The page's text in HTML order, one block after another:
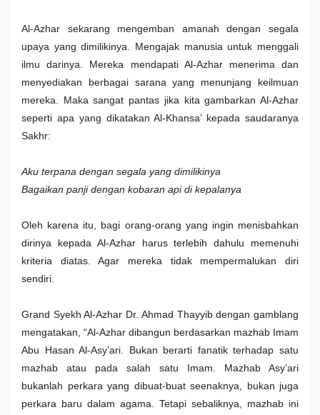
Al-Azhar sekarang mengemban amanah dengan segala
upaya yang dimilikinya. Mengajak manusia untuk menggali
ilmu darinya. Mereka mendapati Al-Azhar menerima dan
menyediakan berbagai sarana yang menunjang keilmuan
mereka. Maka sangat pantas jika kita gambarkan Al-Azhar
seperti apa yang dikatakan Al-Khansa’ kepada saudaranya
Sakhr:
Aku terpana dengan segala yang dimilikinya
Bagaikan panji dengan kobaran api di kepalanya
Oleh karena itu, bagi orang-orang yang ingin menisbahkan
dirinya kepada Al-Azhar harus terlebih dahulu memenuhi
kriteria diatas. Agar mereka tidak mempermalukan diri
sendiri.
Grand Syekh Al-Azhar Dr. Ahmad Thayyib dengan gamblang
mengatakan, “Al-Azhar dibangun berdasarkan mazhab Imam
Abu Hasan Al-Asy’ari. Bukan berarti fanatik terhadap satu
mazhab atau pada salah satu Imam. Mazhab Asy’ari
bukanlah perkara yang dibuat-buat seenaknya, bukan juga
perkara baru dalam agama. Tetapi sebaliknya, mazhab ini